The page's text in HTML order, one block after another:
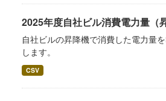
2025年度自社ビル消費電力量（
自社ビルの昇降機で消費した電力量
します。
CSV